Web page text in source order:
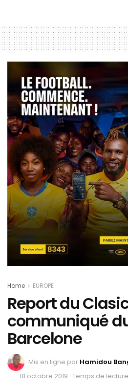
Home EUROPE
Report du
communiqué
Barcelone
Mis en ligne par Hamidou
18 octobre 2019 Temps de